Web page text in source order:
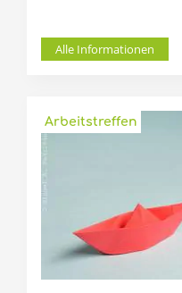
Alle Informationen
Arbeitstreffen